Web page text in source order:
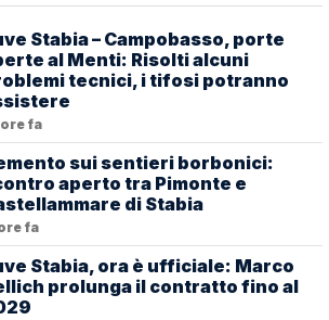
Stabia – Campobasso, porte
al Menti: Risolti alcuni
tecnici, i tifosi potranno
ore fa
sui sentieri borbonici:
aperto tra Pimonte e
di Stabia
fa
Stabia, ora è ufficiale: Marco
prolunga il contratto fino al